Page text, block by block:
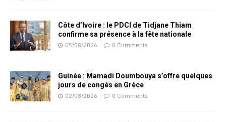
Côte d’Ivoire : le PDCI de Tidjane Thiam
confirme sa présence à la fête nationale
05/08/2026 0 Comments
Guinée : Mamadi Doumbouya s’offre quelques
jours de congés en Grèce
02/08/2026 0 Comments